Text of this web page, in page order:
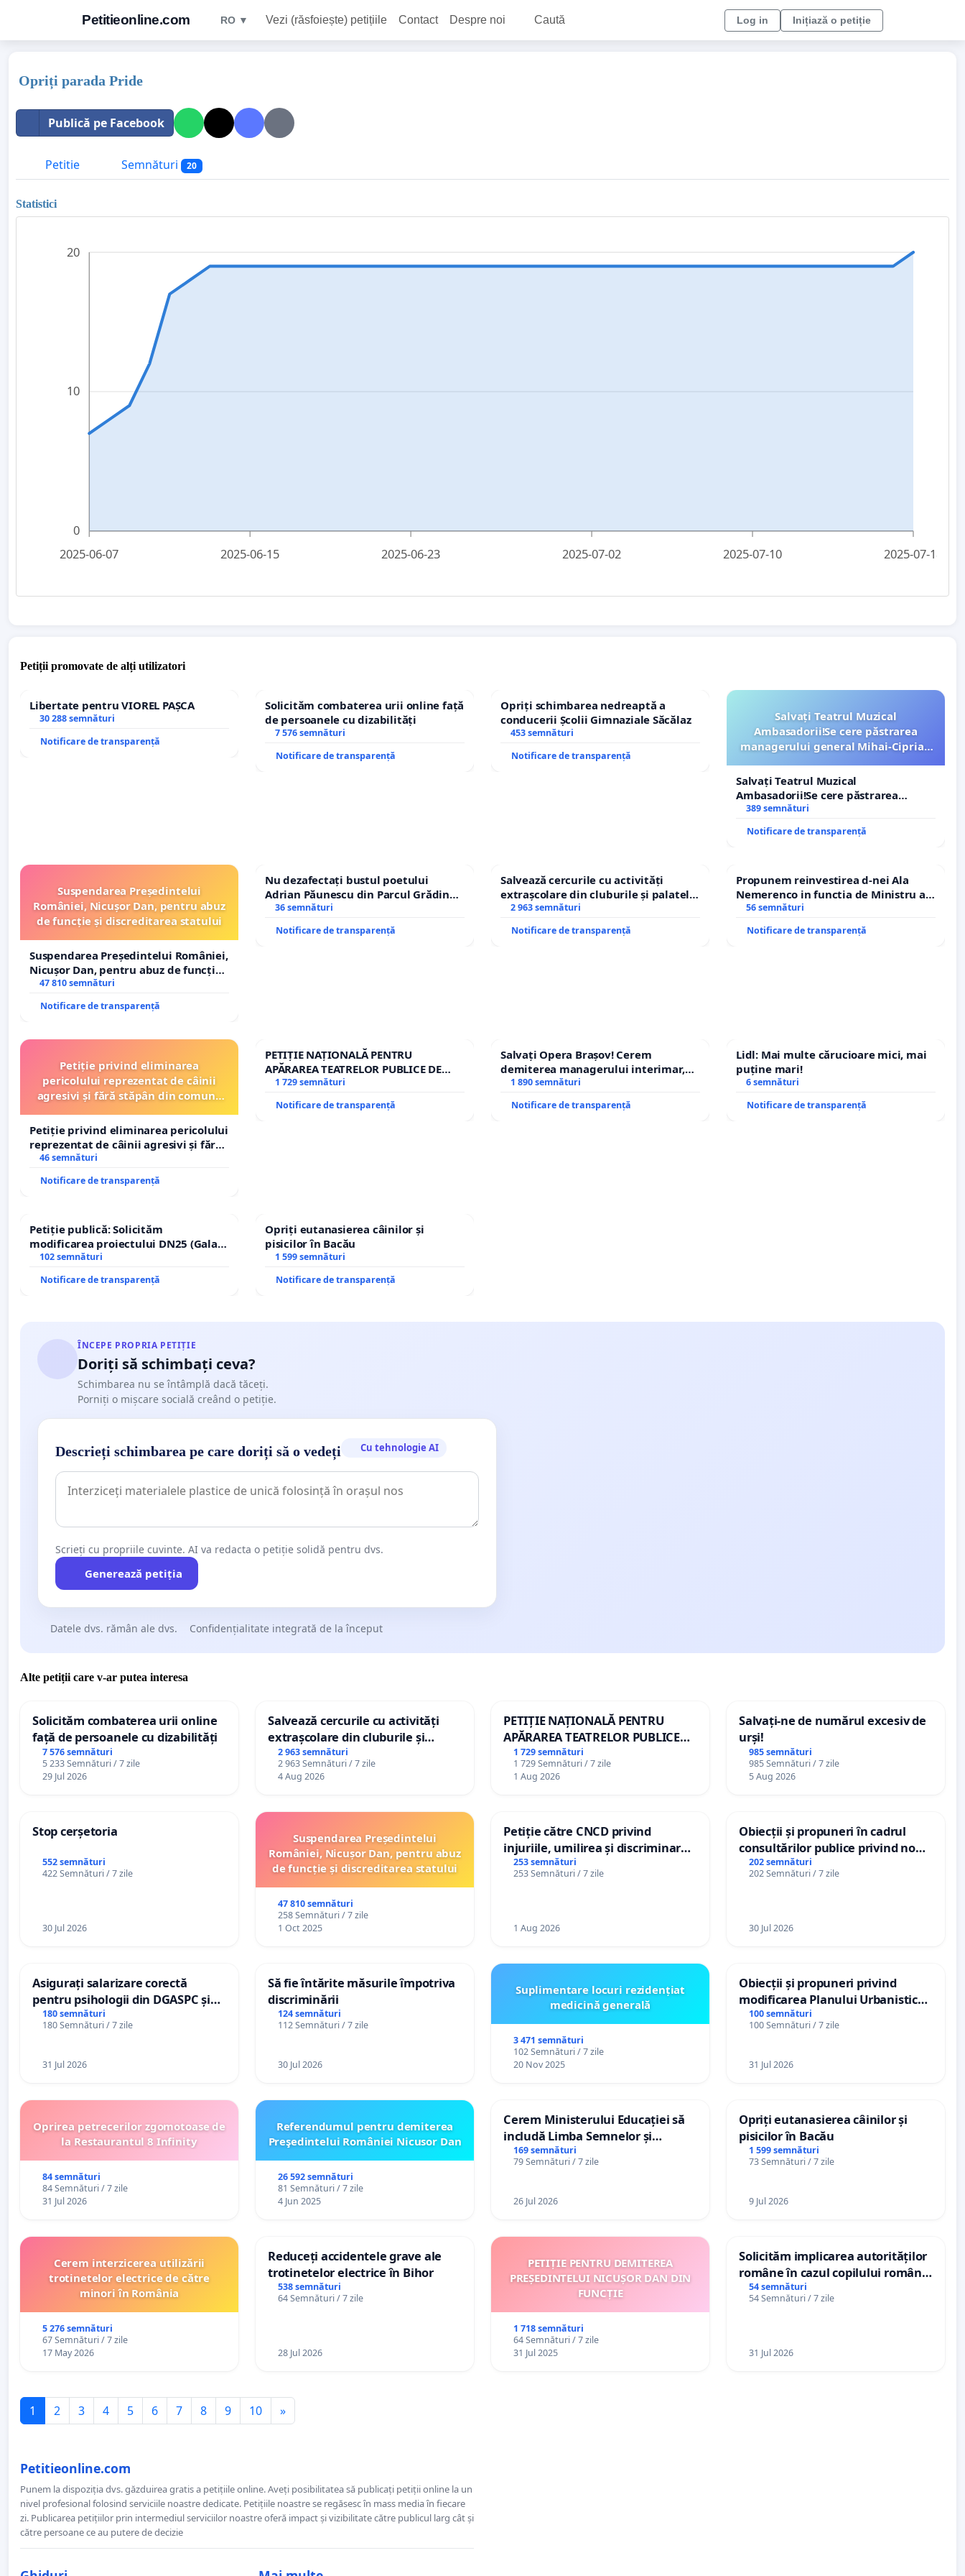
Petitieonline.com RO ▼ Vezi (răsfoiește) petițiile Contact Despre noi Caută Log in Inițiază o petiție
Opriți parada Pride
Publică pe Facebook
Petitie Semnături 20
Statistici
0
10
20
2025-06-07 2025-06-15 2025-06-23 2025-07-02 2025-07-10 2025-07-18
Petiții promovate de alți utilizatori
Libertate pentru VIOREL PAȘCA
30 288 semnături
Notificare de transparență
Solicităm combaterea urii online față
de persoanele cu dizabilități
7 576 semnături
Notificare de transparență
Opriți schimbarea nedreaptă a
conducerii Școlii Gimnaziale Săcălaz
453 semnături
Notificare de transparență
Salvați Teatrul Muzical
Ambasadorii!Se cere păstrarea
managerului general Mihai-Ciprian
Salvați Teatrul Muzical
Ambasadorii!Se cere păstrarea
managerului general Mihai-Ciprian
ROGOJAN
389 semnături
Notificare de transparență
Suspendarea Președintelui
României, Nicușor Dan, pentru abuz
de funcție și discreditarea statului
Suspendarea Președintelui României,
Nicușor Dan, pentru abuz de funcție
și discreditarea statului
47 810 semnături
Notificare de transparență
Nu dezafectați bustul poetului
Adrian Păunescu din Parcul Grădina
Icoanei! Stop cenzurii culturale!
36 semnături
Notificare de transparență
Salvează cercurile cu activități
extrașcolare din cluburile și palatele
copiilor
2 963 semnături
Notificare de transparență
Propunem reinvestirea d-nei Ala
Nemerenco in functia de Ministru al
Sanatatii
56 semnături
Notificare de transparență
Petiție privind eliminarea
pericolului reprezentat de câinii
agresivi și fără stăpân din comuna
Petiție privind eliminarea pericolului
reprezentat de câinii agresivi și fără
stăpân din comuna Tunari
46 semnături
Notificare de transparență
PETIȚIE NAȚIONALĂ PENTRU
APĂRAREA TEATRELOR PUBLICE DE
REPERTORIU DIN ROMÂNIA
1 729 semnături
Notificare de transparență
Salvați Opera Brașov! Cerem
demiterea managerului interimar,
Petrean Lucian-Marius!
1 890 semnături
Notificare de transparență
Lidl: Mai multe cărucioare mici, mai
puține mari!
6 semnături
Notificare de transparență
Petiție publică: Solicităm
modificarea proiectului DN25 (Galați
– Hanu Conachi) prin devierea
traseului în afara localităților!
102 semnături
Notificare de transparență
Opriți eutanasierea câinilor și
pisicilor în Bacău
1 599 semnături
Notificare de transparență
ÎNCEPE PROPRIA PETIȚIE
Doriți să schimbați ceva?
Schimbarea nu se întâmplă dacă tăceți.
Porniți o mișcare socială creând o petiție.
Descrieți schimbarea pe care doriți să o vedeți Cu tehnologie AI
Scrieți cu propriile cuvinte. AI va redacta o petiție solidă pentru dvs.
Generează petiția
Datele dvs. rămân ale dvs. Confidențialitate integrată de la început
Alte petiții care v-ar putea interesa
Solicităm combaterea urii online
față de persoanele cu dizabilități
7 576 semnături
5 233 Semnături / 7 zile
29 Jul 2026
Salvează cercurile cu activități
extrașcolare din cluburile și
palatele copiilor
2 963 semnături
2 963 Semnături / 7 zile
4 Aug 2026
PETIȚIE NAȚIONALĂ PENTRU
APĂRAREA TEATRELOR PUBLICE
DE REPERTORIU DIN ROMÂNIA
1 729 semnături
1 729 Semnături / 7 zile
1 Aug 2026
Salvați-ne de numărul excesiv de
urși!
985 semnături
985 Semnături / 7 zile
5 Aug 2026
Stop cerșetoria
552 semnături
422 Semnături / 7 zile
30 Jul 2026
Suspendarea Președintelui
României, Nicușor Dan, pentru abuz
de funcție și discreditarea statului
47 810 semnături
258 Semnături / 7 zile
1 Oct 2025
Petiție către CNCD privind
injuriile, umilirea și discriminarea
persoanelor cu dizabilități de
către utilizatorul TikTok „Gorici”
253 semnături
253 Semnături / 7 zile
1 Aug 2026
Obiecții și propuneri în cadrul
consultărilor publice privind noul
Plan Urbanistic General (PUG)
Ialoveni
202 semnături
202 Semnături / 7 zile
30 Jul 2026
Asigurați salarizare corectă
pentru psihologii din DGASPC și
spitale
180 semnături
180 Semnături / 7 zile
31 Jul 2026
Să fie întărite măsurile împotriva
discriminării
124 semnături
112 Semnături / 7 zile
30 Jul 2026
Suplimentare locuri rezidențiat
medicină generală
3 471 semnături
102 Semnături / 7 zile
20 Nov 2025
Obiecții și propuneri privind
modificarea Planului Urbanistic
General al orașului Ialoveni
100 semnături
100 Semnături / 7 zile
31 Jul 2026
Oprirea petrecerilor zgomotoase de
la Restaurantul 8 Infinity
84 semnături
84 Semnături / 7 zile
31 Jul 2026
Referendumul pentru demiterea
Preşedintelui României Nicusor Dan
26 592 semnături
81 Semnături / 7 zile
4 Jun 2025
Cerem Ministerului Educației să
includă Limba Semnelor și
alfabetul Braille în școlile din
Republica Moldova!
169 semnături
79 Semnături / 7 zile
26 Jul 2026
Opriți eutanasierea câinilor și
pisicilor în Bacău
1 599 semnături
73 Semnături / 7 zile
9 Jul 2026
Cerem interzicerea utilizării
trotinetelor electrice de către
minori în România
5 276 semnături
67 Semnături / 7 zile
17 May 2026
Reduceți accidentele grave ale
trotinetelor electrice în Bihor
538 semnături
64 Semnături / 7 zile
28 Jul 2026
PETIȚIE PENTRU DEMITEREA
PREȘEDINTELUI NICUȘOR DAN DIN
FUNCȚIE
1 718 semnături
64 Semnături / 7 zile
31 Jul 2025
Solicităm implicarea autorităților
române în cazul copilului român
Wiliam Kristian Gheorghe, aflat în
plasament în Danemarca de 12
54 semnături
54 Semnături / 7 zile
31 Jul 2026
1 2 3 4 5 6 7 8 9 10 »
Petitieonline.com
Punem la dispoziția dvs. găzduirea gratis a petițiile online. Aveți posibilitatea să publicați petiții online la un
nivel profesional folosind serviciile noastre dedicate. Petițiile noastre se regăsesc în mass media în fiecare
zi. Publicarea petițiilor prin intermediul serviciilor noastre oferă impact și vizibilitate către publicul larg cât și
către persoane ce au putere de decizie